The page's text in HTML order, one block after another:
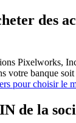
des
Pixelworks,
votre banque
pour choisir le
de la